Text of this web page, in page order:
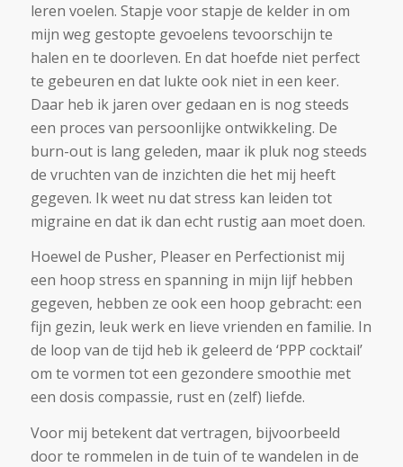
leren voelen. Stapje voor stapje de kelder in om
mijn weg gestopte gevoelens tevoorschijn te
halen en te doorleven. En dat hoefde niet perfect
te gebeuren en dat lukte ook niet in een keer.
Daar heb ik jaren over gedaan en is nog steeds
een proces van persoonlijke ontwikkeling. De
burn-out is lang geleden, maar ik pluk nog steeds
de vruchten van de inzichten die het mij heeft
gegeven. Ik weet nu dat stress kan leiden tot
migraine en dat ik dan echt rustig aan moet doen.
Hoewel de Pusher, Pleaser en Perfectionist mij
een hoop stress en spanning in mijn lijf hebben
gegeven, hebben ze ook een hoop gebracht: een
fijn gezin, leuk werk en lieve vrienden en familie. In
de loop van de tijd heb ik geleerd de ‘PPP cocktail’
om te vormen tot een gezondere smoothie met
een dosis compassie, rust en (zelf) liefde.
Voor mij betekent dat vertragen, bijvoorbeeld
door te rommelen in de tuin of te wandelen in de